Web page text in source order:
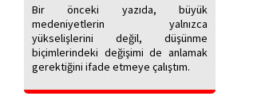
Bir önceki yazıda, büyük
medeniyetlerin yalnızca
yükselişlerini değil, düşünme
biçimlerindeki değişimi de anlamak
gerektiğini ifade etmeye çalıştım.